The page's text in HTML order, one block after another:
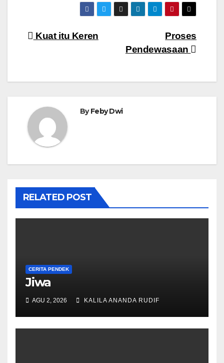
Navigasi
Proses
Pendewasaan
Kuat itu Keren
ByFeby Dwi
RELATED POST
CERITA PENDEK
Jiwa
AGU 2, 2026 KALILA ANANDA RUDIF